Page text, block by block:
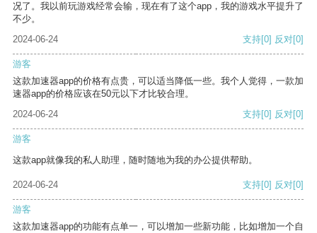
况了。我以前玩游戏经常会输，现在有了这个app，我的游戏水平提升了
不少。
2024-06-24
支持[0] 反对[0]
游客
这款加速器app的价格有点贵，可以适当降低一些。我个人觉得，一款加
速器app的价格应该在50元以下才比较合理。
2024-06-24
支持[0] 反对[0]
游客
这款app就像我的私人助理，随时随地为我的办公提供帮助。
2024-06-24 支持[0] 反对[0]
游客
这款加速器app的功能有点单一，可以增加一些新功能，比如增加一个自